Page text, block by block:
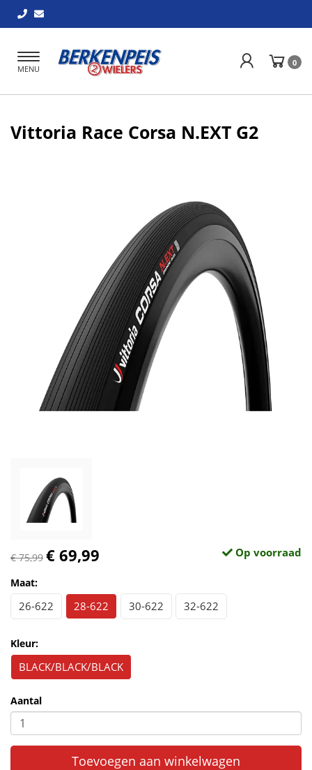
Toggle
navigation
MENU
0
Vittoria Race Corsa N.EXT G2
€ 75,99 € 69,99 Op voorraad
Maat:
26-622 28-622 30-622 32-622
Kleur:
BLACK/BLACK/BLACK
Aantal
Toevoegen aan winkelwagen